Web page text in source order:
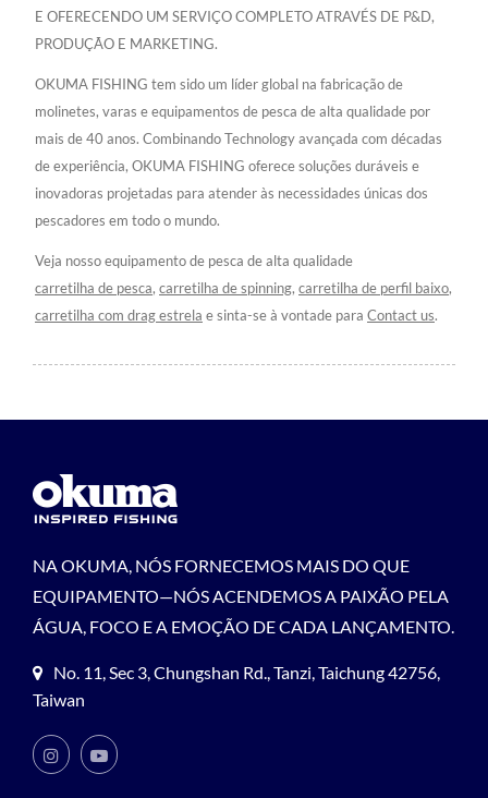
E OFERECENDO UM SERVIÇO COMPLETO ATRAVÉS DE P&D,
PRODUÇÃO E MARKETING.
OKUMA FISHING tem sido um líder global na fabricação de
molinetes, varas e equipamentos de pesca de alta qualidade por
mais de 40 anos. Combinando Technology avançada com décadas
de experiência, OKUMA FISHING oferece soluções duráveis e
inovadoras projetadas para atender às necessidades únicas dos
pescadores em todo o mundo.
Veja nosso equipamento de pesca de alta qualidade
carretilha de pesca, carretilha de spinning, carretilha de perfil baixo,
carretilha com drag estrela e sinta-se à vontade para Contact us.
NA OKUMA, NÓS FORNECEMOS MAIS DO QUE
EQUIPAMENTO—NÓS ACENDEMOS A PAIXÃO PELA
ÁGUA, FOCO E A EMOÇÃO DE CADA LANÇAMENTO.
No. 11, Sec 3, Chungshan Rd., Tanzi, Taichung 42756,
Taiwan